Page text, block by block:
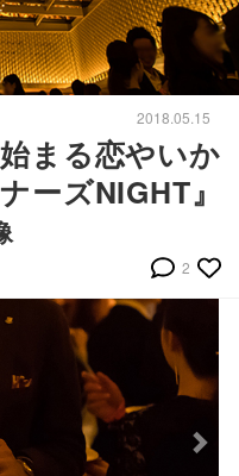
2018.05.15
まる恋やいか
ーズNIGHT』
2